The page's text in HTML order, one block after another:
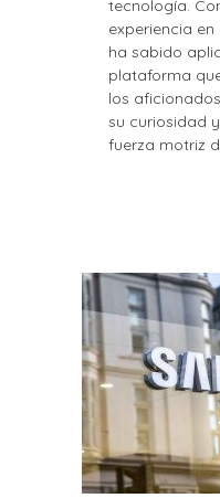
tecnología.
experiencia
ha sabido
plataforma
los
su curiosidad
fuerza motriz